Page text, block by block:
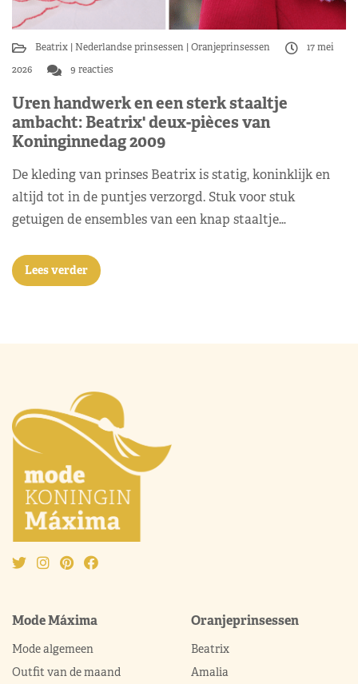
Beatrix Nederlandse prinsessen Oranjeprinsessen
17 mei
2026
9 reacties
Uren handwerk en een sterk staaltje
ambacht: Beatrix' deux-pièces van
Koninginnedag 2009
De kleding van prinses Beatrix is statig, koninklijk en
altijd tot in de puntjes verzorgd. Stuk voor stuk
getuigen de ensembles van een knap staaltje…
Lees verder
Mode Máxima
Mode algemeen
Outfit van de maand
Oranjeprinsessen
Beatrix
Amalia